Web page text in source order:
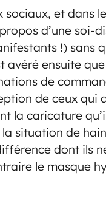
et dans
d’une soi-
!) sans
avéré ensuite
de
de ceux qui
la caricature
situation de
dont ils
le masque